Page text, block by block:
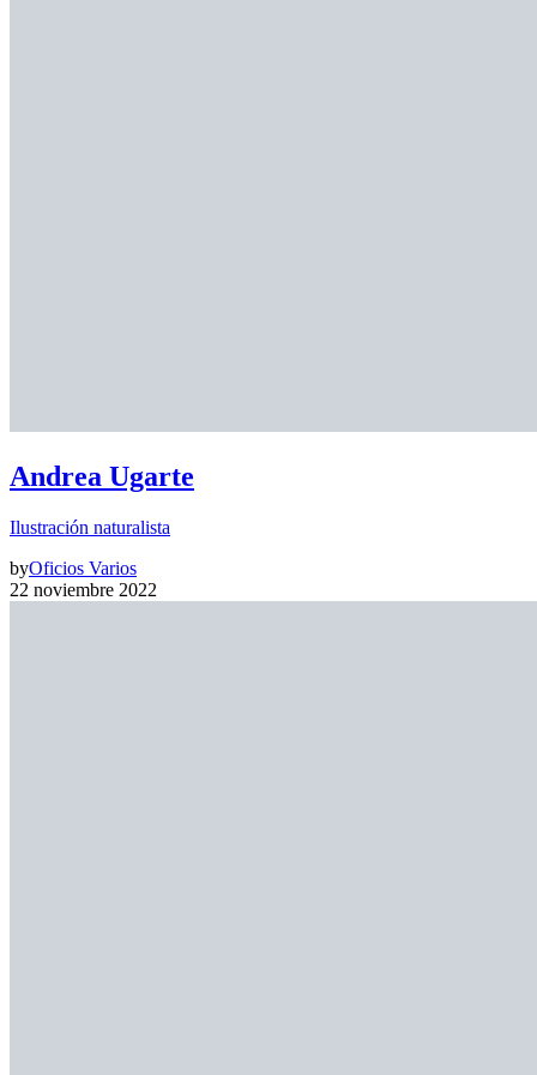
Andrea Ugarte
Ilustración naturalista
byOficios Varios
22 noviembre 2022